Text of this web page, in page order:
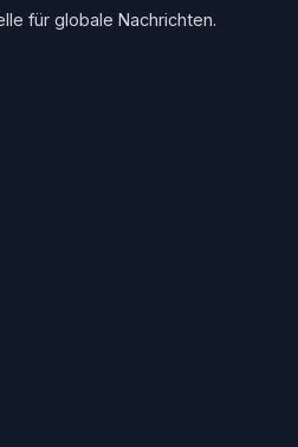
für globale Nachrichten.